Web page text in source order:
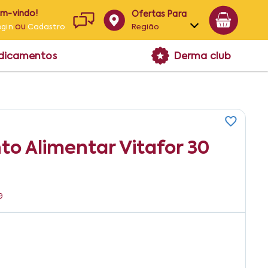
vindo!
ouCadastro
Ofertas Para
Região
Alagoas
Derma club
Alimentar Vitafor 30